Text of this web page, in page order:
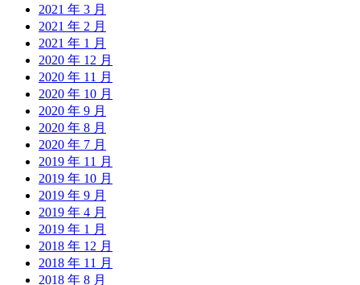
2021 年 3 月
2021 年 2 月
2021 年 1 月
2020 年 12 月
2020 年 11 月
2020 年 10 月
2020 年 9 月
2020 年 8 月
2020 年 7 月
2019 年 11 月
2019 年 10 月
2019 年 9 月
2019 年 4 月
2019 年 1 月
2018 年 12 月
2018 年 11 月
2018 年 8 月